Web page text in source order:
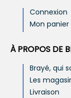
Connexion
Mon panier
À PROPOS DE
Brayé, qui
Les
Livraison